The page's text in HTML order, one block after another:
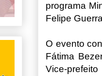
programa
Felipe
O evento
Fátima
Vice-